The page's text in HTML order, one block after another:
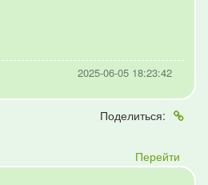
2025-06-05 18:23:42
Поделиться:
Перейти